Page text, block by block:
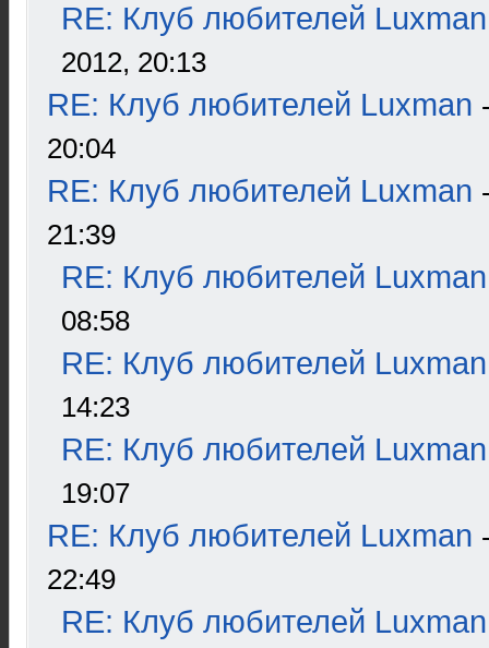
RE: Клуб любителей Luxman
2012, 20:13
RE: Клуб любителей Luxman
20:04
RE: Клуб любителей Luxman
21:39
RE: Клуб любителей Luxman
08:58
RE: Клуб любителей Luxman
14:23
RE: Клуб любителей Luxman
19:07
RE: Клуб любителей Luxman
22:49
RE: Клуб любителей Luxman